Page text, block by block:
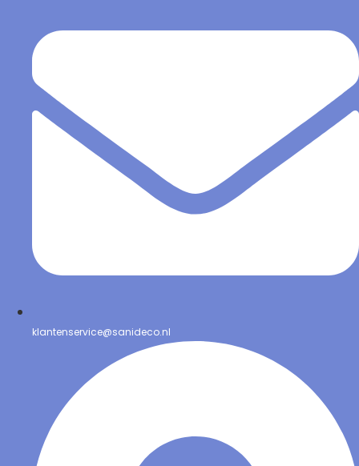
klantenservice@sanideco.nl